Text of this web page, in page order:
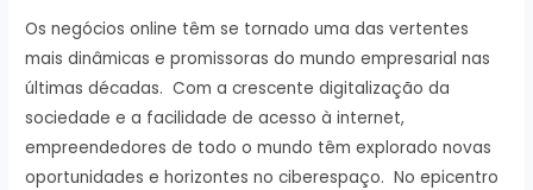
Os negócios online têm se tornado uma das vertentes
mais dinâmicas e promissoras do mundo empresarial nas
últimas décadas. Com a crescente digitalização da
sociedade e a facilidade de acesso à internet,
empreendedores de todo o mundo têm explorado novas
oportunidades e horizontes no ciberespaço. No epicentro